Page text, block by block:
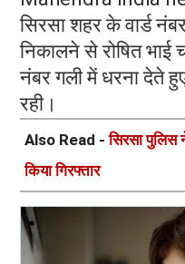
सिरसा शहर के वार्ड
निकालने से रोषित
नंबर गली में धरना देते
रही।
Also Read -सिरसा
किया गिरफ्तार